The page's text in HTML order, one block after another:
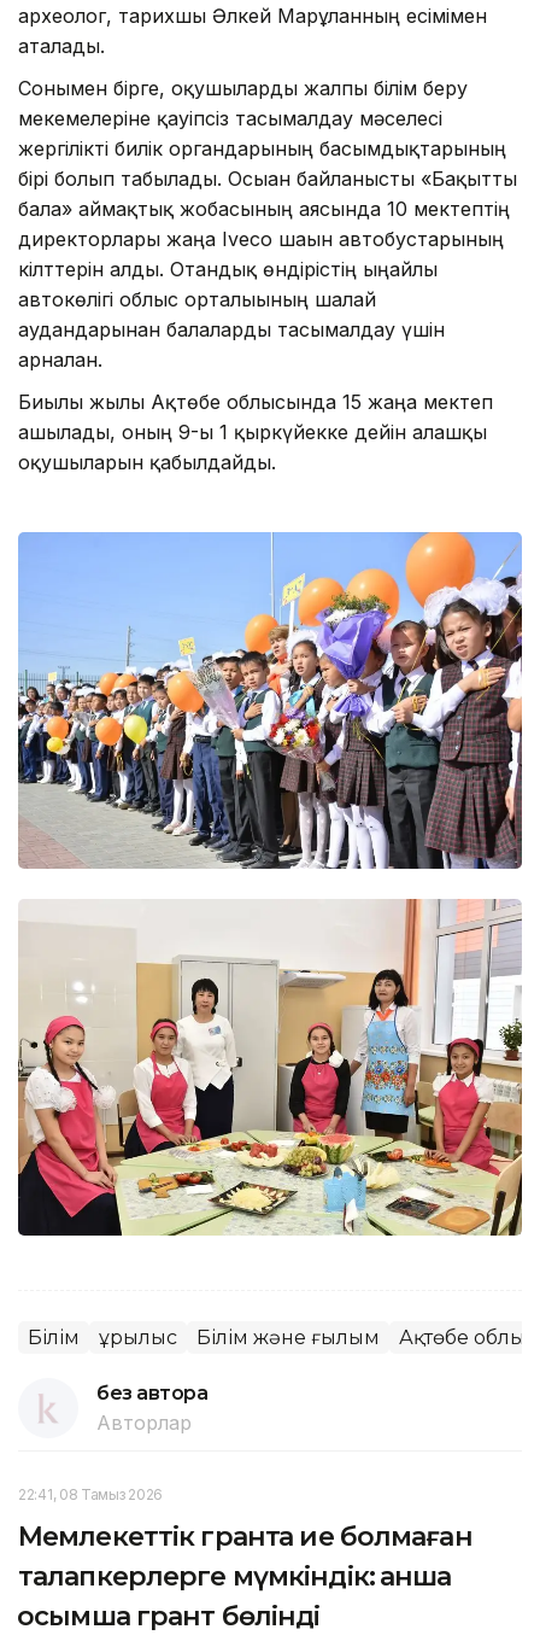
археолог, тарихшы Әлкей Марғұланның есімімен
аталады.
Сонымен бірге, оқушыларды жалпы білім беру
мекемелеріне қауіпсіз тасымалдау мәселесі
жергілікті билік органдарының басымдықтарының
бірі болып табылады. Осыған байланысты «Бақытты
бала» аймақтық жобасының аясында 10 мектептің
директорлары жаңа Iveco шағын автобустарының
кілттерін алды. Отандық өндірістің ыңғайлы
автокөлігі облыс орталығының шалғай
аудандарынан балаларды тасымалдау үшін
арналған.
Биылғы жылы Ақтөбе облысында 15 жаңа мектеп
ашылады, оның 9-ы 1 қыркүйекке дейін алғашқы
оқушыларын қабылдайды.
Білім Құрылыс Білім және ғылым Ақтөбе
без автора
Авторлар
22:41, 08 Тамыз 2026
Мемлекеттік грантқа ие болмаған
талапкерлерге мүмкіндік: қанша
қосымша грант бөлінді